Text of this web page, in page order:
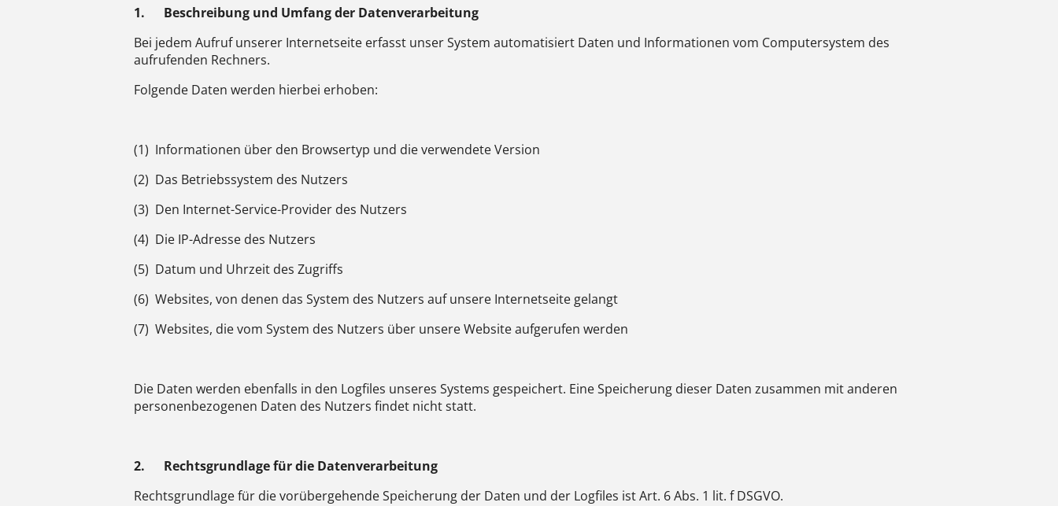
1. Beschreibung und Umfang der Datenverarbeitung
Bei jedem Aufruf unserer Internetseite erfasst unser System automatisiert Daten und Informationen vom Computersystem des
aufrufenden Rechners.
Folgende Daten werden hierbei erhoben:
(1) Informationen über den Browsertyp und die verwendete Version
(2) Das Betriebssystem des Nutzers
(3) Den Internet-Service-Provider des Nutzers
(4) Die IP-Adresse des Nutzers
(5) Datum und Uhrzeit des Zugriffs
(6) Websites, von denen das System des Nutzers auf unsere Internetseite gelangt
(7) Websites, die vom System des Nutzers über unsere Website aufgerufen werden
Die Daten werden ebenfalls in den Logfiles unseres Systems gespeichert. Eine Speicherung dieser Daten zusammen mit anderen
personenbezogenen Daten des Nutzers findet nicht statt.
2. Rechtsgrundlage für die Datenverarbeitung
Rechtsgrundlage für die vorübergehende Speicherung der Daten und der Logfiles ist Art. 6 Abs. 1 lit. f DSGVO.